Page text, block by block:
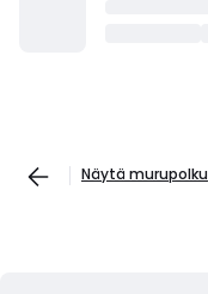
Näytä murupolku